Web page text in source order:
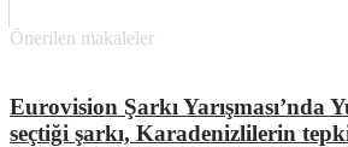
Önerilen makaleler
Eurovision Şarkı Yarışması’nda
seçtiği şarkı, Karadenizlilerin